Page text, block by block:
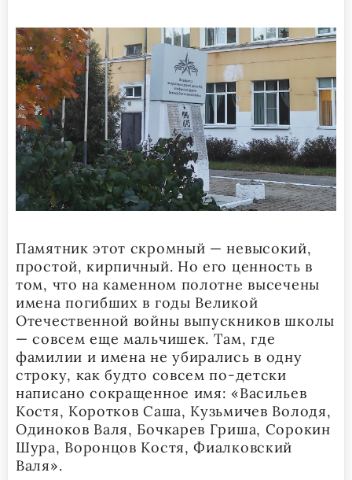
Памятник этот скромный — невысокий,
простой, кирпичный. Но его ценность в
том, что на каменном полотне высечены
имена погибших в годы Великой
Отечественной войны выпускников школы
— совсем еще мальчишек. Там, где
фамилии и имена не убирались в одну
строку, как будто совсем по-детски
написано сокращенное имя: «Васильев
Костя, Коротков Саша, Кузьмичев Володя,
Одиноков Валя, Бочкарев Гриша, Сорокин
Шура, Воронцов Костя, Фиалковский
Валя».